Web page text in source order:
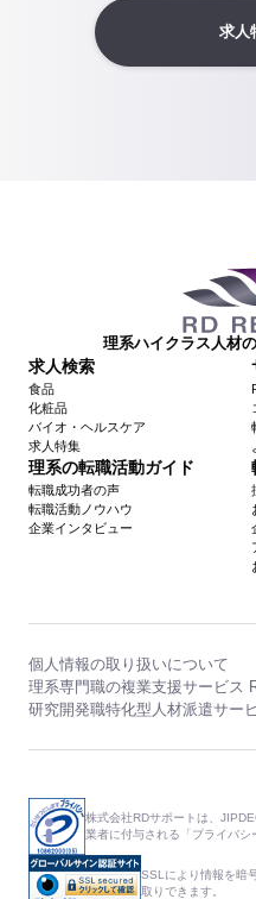
求人
理系ハイクラス人材
求人検索
食品
化粧品
バイオ・ヘルスケア
求人特集
理系の転職活動ガイド
転職成功者の声
転職活動ノウハウ
企業インタビュー
個人情報の取り扱いについて
理系専門職の複業支援サービス
研究開発職特化型人材派遣サー
株式会社RDサポートは、
業者に付与される「プライバシ
SSLにより情報を暗
取りできます。